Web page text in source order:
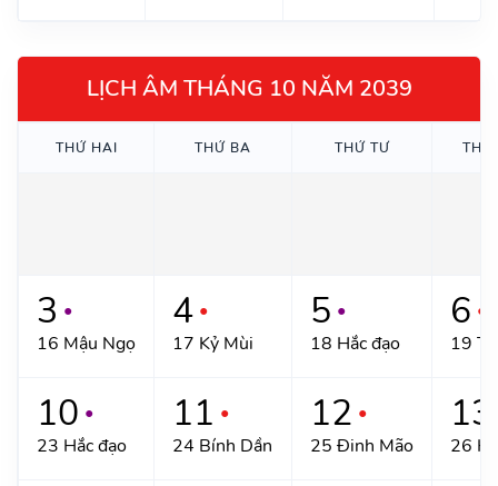
LỊCH ÂM THÁNG 10 NĂM 2039
THỨ HAI THỨ BA THỨ TƯ THỨ
3 ●
16 Mậu Ngọ
4 ●
17 Kỷ Mùi
5 ●
18 Hắc đạo
6 ●
19
10 ●
23 Hắc đạo
11 ●
24 Bính Dần
12 ●
25 Đinh Mão
13
26